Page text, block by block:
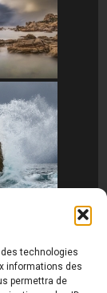
technologies
informations des
permettra de